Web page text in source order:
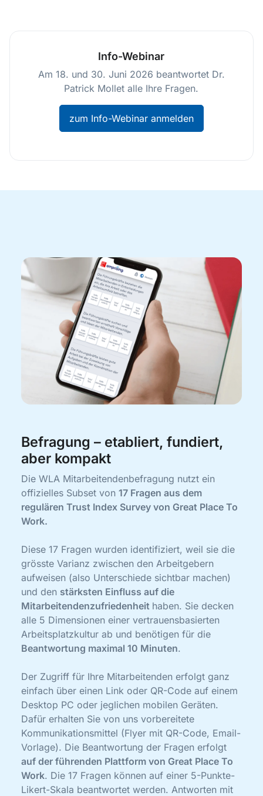
Info-Webinar
Am 18. und 30. Juni 2026 beantwortet Dr.
Patrick Mollet alle Ihre Fragen.
zum Info-Webinar anmelden
Befragung – etabliert, fundiert,
aber kompakt
Die WLA Mitarbeitendenbefragung nutzt ein
offizielles Subset von 17 Fragen aus dem
regulären Trust Index Survey von Great Place To
Work.
Diese 17 Fragen wurden identifiziert, weil sie die
grösste Varianz zwischen den Arbeitgebern
aufweisen (also Unterschiede sichtbar machen)
und den stärksten Einfluss auf die
Mitarbeitendenzufriedenheit haben. Sie decken
alle 5 Dimensionen einer vertrauensbasierten
Arbeitsplatzkultur ab und benötigen für die
Beantwortung maximal 10 Minuten.
Der Zugriff für Ihre Mitarbeitenden erfolgt ganz
einfach über einen Link oder QR-Code auf einem
Desktop PC oder jeglichen mobilen Geräten.
Dafür erhalten Sie von uns vorbereitete
Kommunikationsmittel (Flyer mit QR-Code, Email-
Vorlage). Die Beantwortung der Fragen erfolgt
auf der führenden Plattform von Great Place To
Work. Die 17 Fragen können auf einer 5-Punkte-
Likert-Skala beantwortet werden. Antworten mit